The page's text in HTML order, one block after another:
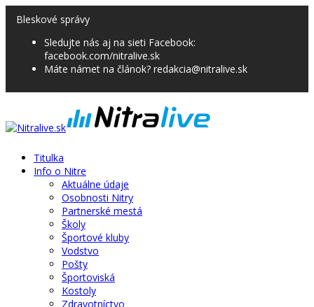
Bleskové správy
Sledujte nás aj na sieti Facebook:
facebook.com/nitralive.sk
Máte námet na článok? redakcia@nitralive.sk
Titulka
Info o Nitre
Aktuálne údaje
Osobnosti Nitry
Partnerské mestá
Školy
Športové kluby
Vodstvo
Pošty
Športoviská
Kostoly
Zdravotníctvo